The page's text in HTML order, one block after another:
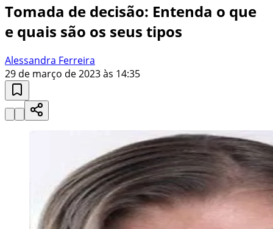
Tomada de decisão: Entenda o que
e quais são os seus tipos
Alessandra Ferreira
29 de março de 2023 às 14:35